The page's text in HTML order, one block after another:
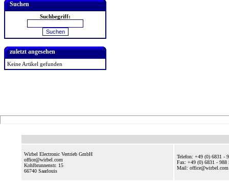
Suchen
Suchbegriff:
zuletzt angesehen
Keine Artikel gefunden
Wirbel Electronic Vertrieb GmbH
office@wirbel.com
Kohlbrunnenstr. 15
66740 Saarlouis
Telefon: +49 (0) 6831 -
Fax: +49 (0) 6831 - 988
Mail: